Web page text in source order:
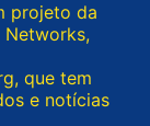
projeto da
Networks,
, que tem
e notícias